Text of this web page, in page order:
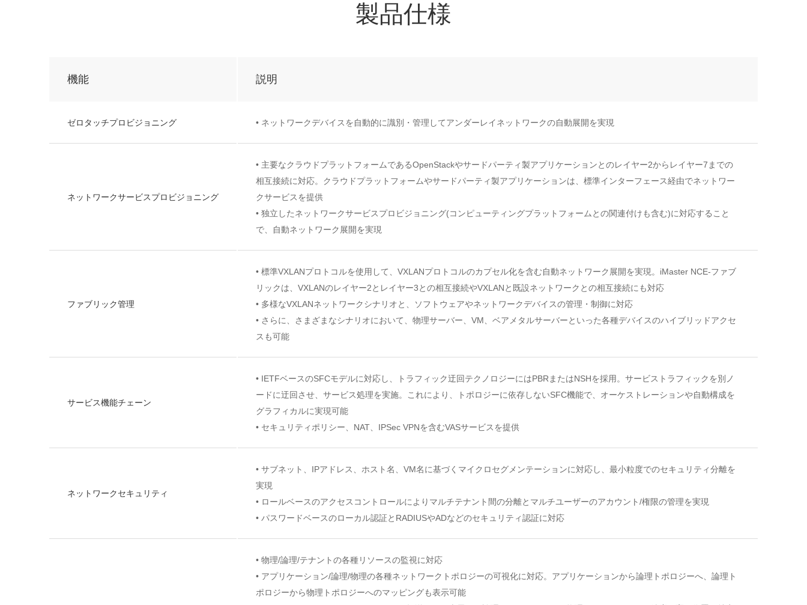
製品仕様
機能 説明
ゼロタッチプロビジョニング • ネットワークデバイスを自動的に識別・管理してアンダーレイネットワークの自動展開を実現
ネットワークサービスプロビジョニング
• 主要なクラウドプラットフォームであるOpenStackやサードパーティ製アプリケーションとのレイヤー2からレイヤー7までの
相互接続に対応。クラウドプラットフォームやサードパーティ製アプリケーションは、標準インターフェース経由でネットワー
クサービスを提供
• 独立したネットワークサービスプロビジョニング(コンピューティングプラットフォームとの関連付けも含む)に対応すること
で、自動ネットワーク展開を実現
ファブリック管理
• 標準VXLANプロトコルを使用して、VXLANプロトコルのカプセル化を含む自動ネットワーク展開を実現。iMaster NCE-ファブ
リックは、VXLANのレイヤー2とレイヤー3との相互接続やVXLANと既設ネットワークとの相互接続にも対応
• 多様なVXLANネットワークシナリオと、ソフトウェアやネットワークデバイスの管理・制御に対応
• さらに、さまざまなシナリオにおいて、物理サーバー、VM、ベアメタルサーバーといった各種デバイスのハイブリッドアクセ
スも可能
サービス機能チェーン
• IETFベースのSFCモデルに対応し、トラフィック迂回テクノロジーにはPBRまたはNSHを採用。サービストラフィックを別ノ
ードに迂回させ、サービス処理を実施。これにより、トポロジーに依存しないSFC機能で、オーケストレーションや自動構成を
グラフィカルに実現可能
• セキュリティポリシー、NAT、IPSec VPNを含むVASサービスを提供
ネットワークセキュリティ
• サブネット、IPアドレス、ホスト名、VM名に基づくマイクロセグメンテーションに対応し、最小粒度でのセキュリティ分離を
実現
• ロールベースのアクセスコントロールによりマルチテナント間の分離とマルチユーザーのアカウント/権限の管理を実現
• パスワードベースのローカル認証とRADIUSやADなどのセキュリティ認証に対応
• 物理/論理/テナントの各種リソースの監視に対応
• アプリケーション/論理/物理の各種ネットワークトポロジーの可視化に対応。アプリケーションから論理トポロジーへ、論理ト
ポロジーから物理トポロジーへのマッピングも表示可能